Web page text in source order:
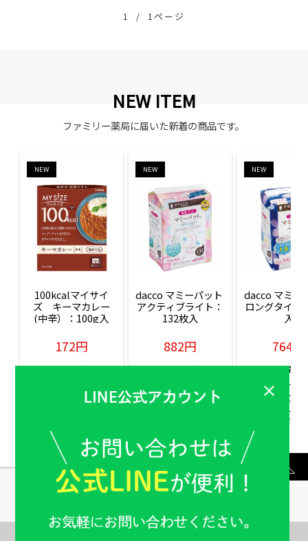
1 / 1ページ
NEW ITEM
ファミリー薬局に届いた新着の商品です。
NEW
100kcalマイサイ
ズ　キーマカレー
(中辛）：100g入
172円
販売価格(税込)
NEW
dacco マミーパット
アクティブライト：
132枚入
882円
販売価格(税込)
NEW
dacco マミー
ロングタイム
入
764円
販売価格(税
もっと見る